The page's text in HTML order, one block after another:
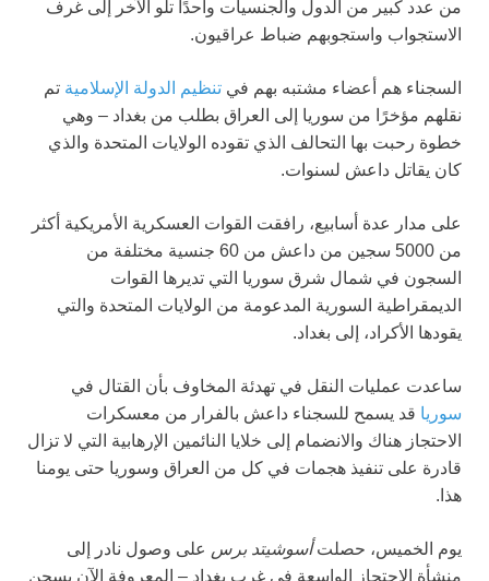
من عدد كبير من الدول والجنسيات واحدًا تلو الآخر إلى غرف
الاستجواب واستجوبهم ضباط عراقيون.
السجناء هم أعضاء مشتبه بهم في تنظيم الدولة الإسلامية تم
نقلهم مؤخرًا من سوريا إلى العراق بطلب من بغداد – وهي
خطوة رحبت بها التحالف الذي تقوده الولايات المتحدة والذي
كان يقاتل داعش لسنوات.
على مدار عدة أسابيع، رافقت القوات العسكرية الأمريكية أكثر
من 5000 سجين من داعش من 60 جنسية مختلفة من
السجون في شمال شرق سوريا التي تديرها القوات
الديمقراطية السورية المدعومة من الولايات المتحدة والتي
يقودها الأكراد، إلى بغداد.
ساعدت عمليات النقل في تهدئة المخاوف بأن القتال في
سوريا قد يسمح للسجناء داعش بالفرار من معسكرات
الاحتجاز هناك والانضمام إلى خلايا النائمين الإرهابية التي لا تزال
قادرة على تنفيذ هجمات في كل من العراق وسوريا حتى يومنا
هذا.
يوم الخميس، حصلتأسوشيتد برس على وصول نادر إلى
منشأة الاحتجاز الواسعة في غرب بغداد – المعروفة الآن بسجن